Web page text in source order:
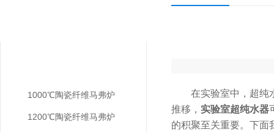
1000℃陶瓷纤维马弗炉
1200℃陶瓷纤维马弗炉
在实验室中，超纯水
推移， 实验室超纯水器
的积聚至关重要。下面